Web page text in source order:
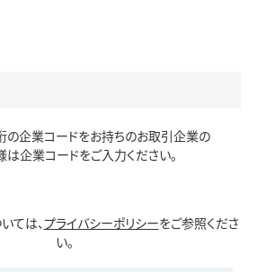
企業コードをお持ちのお取引企業の
企業コードをご入力ください。
ては、プライバシーポリシーをご参照くださ
い。